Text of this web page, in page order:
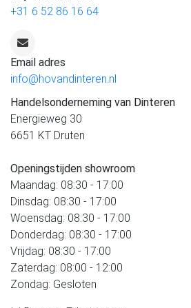
+31 6 52 86 16 64
Email adres
info@hovandinteren.nl
Handelsonderneming van Dinteren
Energieweg 30
6651 KT Druten
Openingstijden showroom
Maandag: 08:30 - 17:00
Dinsdag: 08:30 - 17:00
Woensdag: 08:30 - 17:00
Donderdag: 08:30 - 17:00
Vrijdag: 08:30 - 17:00
Zaterdag: 08:00 - 12:00
Zondag: Gesloten